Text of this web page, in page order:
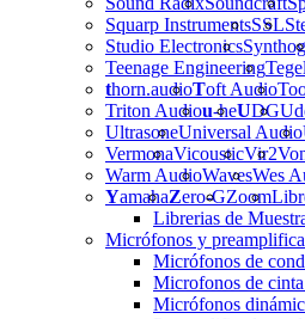
Squarp InstrumentsSSL
Studio Electronics
Teenage Engineering
thorn.audioToft Audio
Triton Audiou-heUDG
UltrasoneUniversal Audio
VermonaVicousticVir2
Warm AudioWavesWes
YamahaZero-GZoom
Librerias de
Micrófonos y
Micrófonos de
Microfonos de
Micrófonos